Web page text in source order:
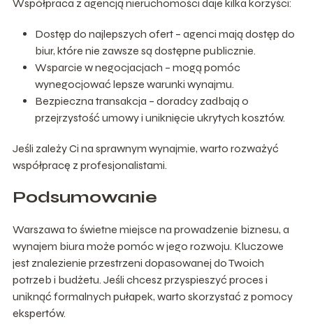
Współpraca z agencją nieruchomości daje kilka korzyści:
Dostęp do najlepszych ofert – agenci mają dostęp do
biur, które nie zawsze są dostępne publicznie.
Wsparcie w negocjacjach – mogą pomóc
wynegocjować lepsze warunki wynajmu.
Bezpieczna transakcja – doradcy zadbają o
przejrzystość umowy i uniknięcie ukrytych kosztów.
Jeśli zależy Ci na sprawnym wynajmie, warto rozważyć
współpracę z profesjonalistami.
Podsumowanie
Warszawa to świetne miejsce na prowadzenie biznesu, a
wynajem biura może pomóc w jego rozwoju. Kluczowe
jest znalezienie przestrzeni dopasowanej do Twoich
potrzeb i budżetu. Jeśli chcesz przyspieszyć proces i
uniknąć formalnych pułapek, warto skorzystać z pomocy
ekspertów.